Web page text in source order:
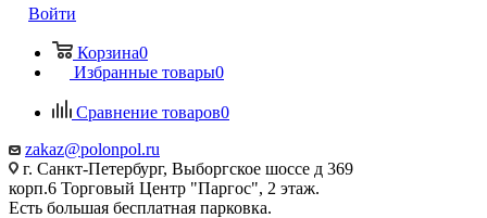
Войти
Корзина0
Избранные товары0
Сравнение товаров0
zakaz@polonpol.ru
г. Санкт-Петербург, Выборгское шоссе д 369
корп.6 Торговый Центр "Паргос", 2 этаж.
Есть большая бесплатная парковка.